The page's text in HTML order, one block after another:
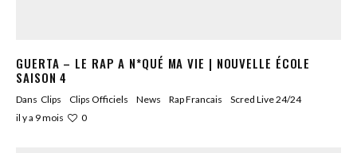
GUERTA – LE RAP A N*QUÉ MA VIE | NOUVELLE ÉCOLE
SAISON 4
Dans Clips Clips Officiels News Rap Francais
Scred Live 24/24
il y a 9 mois
0